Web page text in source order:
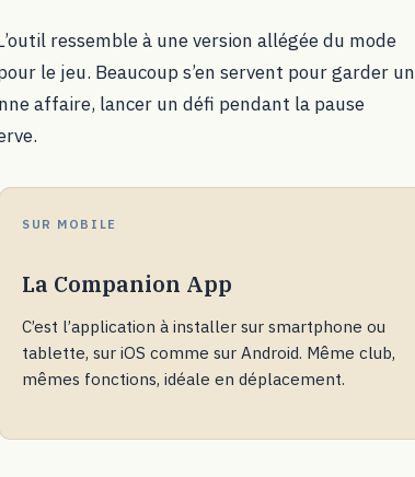
ressemble à une version allégée du mode
le jeu. Beaucoup s’en servent pour garder un
affaire, lancer un défi pendant la pause
SUR MOBILE
La Companion App
C’est l’application à installer sur smartphone ou
tablette, sur iOS comme sur Android. Même club,
mêmes fonctions, idéale en déplacement.